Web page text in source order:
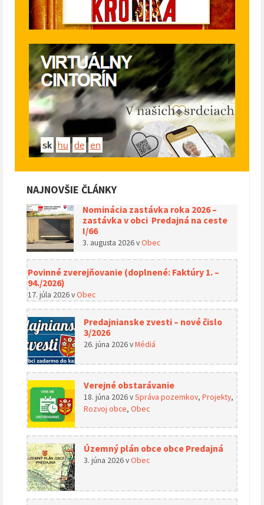
NAJNOVŠIE ČLÁNKY
Nominácia zastávka roka 2026 –
zastávka v obci Predajná na ceste
I/66
3. augusta 2026vObec
Povinné zverejňovanie (doplnené: Faktúry 1. –
94./2026)
17. júla 2026vObec
Predajnianske zvesti – nové čislo
3/2026
26. júna 2026vMédiá
Verejné obstarávanie
18. júna 2026vSpráva pozemkov, Projekty,
Rozvoj obce, Obec
Územný plán obce obce Predajná
3. júna 2026vObec